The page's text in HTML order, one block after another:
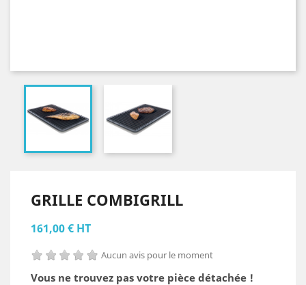
GRILLE COMBIGRILL
161,00 € HT
Aucun avis pour le moment
Vous ne trouvez pas votre pièce détachée !